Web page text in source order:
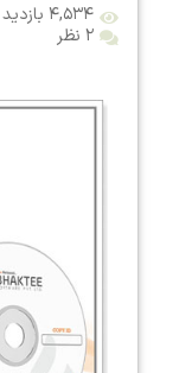
۴,۵۳۴ بازدید
۲ نظر